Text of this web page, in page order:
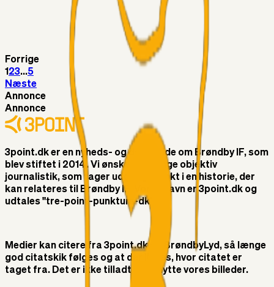
02. aug. 2026
Sydsiden mid Viborg
Forrige
1 23...5
Næste
Annonce
Annonce
3point.dk er en nyheds- og debatside om Brøndby IF, som
blev stiftet i 2014. Vi ønsker at bringe objektiv
journalistik, som tager udgangspunkt i en historie, der
kan relateres til Brøndby IF. Vores navn er 3point.dk og
udtales "tre-point-punktum-dk"
Medier kan citere fra 3point.dk og BrøndbyLyd, så længe
god citatskik følges og at der linkes, hvor citatet er
taget fra. Det er ikke tilladt at benytte vores billeder.